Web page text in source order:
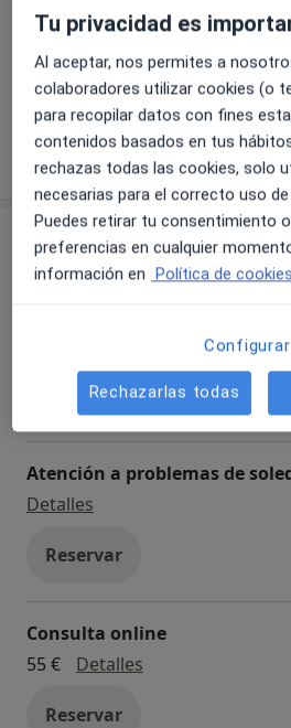
Nuestras especialidades
Psicología
Ver más
Servicios
Consulta
Reservar
Atención a problemas de
Detalles
Reservar
Consulta online
55 €
Detalles
Reservar
Tu privacidad es
Al aceptar, nos permites a
colaboradores utilizar cookies (o
para recopilar datos con fines
contenidos basados en tus
rechazas todas las cookies, solo
necesarias para el correcto uso
Puedes retirar tu consentimiento
preferencias en cualquier
información en Política de
Configurar
Rechazarlas todas